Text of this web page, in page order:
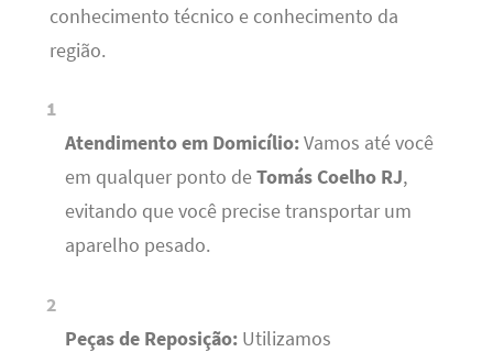
conhecimento técnico e conhecimento da
região.
Atendimento em Domicílio:Vamos até você
em qualquer ponto deTomás Coelho RJ,
evitando que você precise transportar um
aparelho pesado.
Peças de Reposição:Utilizamos